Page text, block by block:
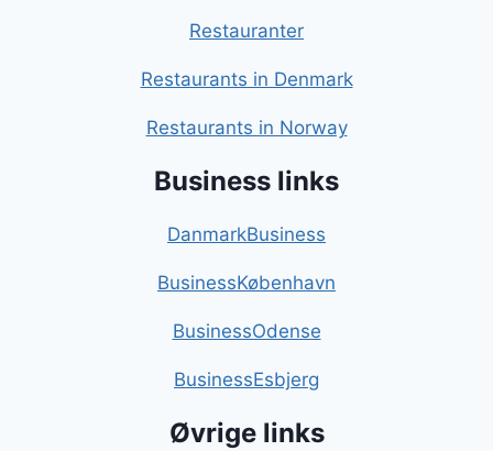
Restauranter
Restaurants in Denmark
Restaurants in Norway
Business links
DanmarkBusiness
BusinessKøbenhavn
BusinessOdense
BusinessEsbjerg
Øvrige links